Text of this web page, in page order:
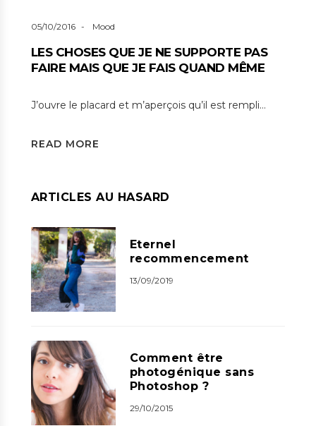
05/10/2016 Mood
LES CHOSES QUE JE NE SUPPORTE PAS
FAIRE MAIS QUE JE FAIS QUAND MÊME
J’ouvre le placard et m’aperçois qu’il est rempli…
READ MORE
ARTICLES AU HASARD
Eternel
recommencement
13/09/2019
Comment être
photogénique sans
Photoshop ?
29/10/2015